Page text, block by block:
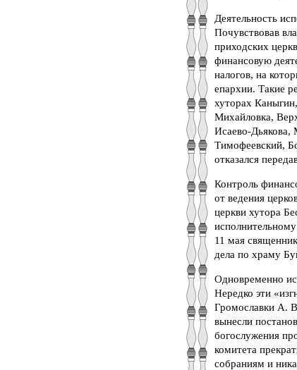
Деятельность
Почувствовав
приходских
финансовую
налогов, на
епархии. Такие
хуторах
Михайловка,
Исаево-Дьякова,
Тимофеевский,
отказался
Контроль
от ведения
церкви хутора
11 мая
дела по храму
Одновременно
Нередко эти
Громославки А.
вынесли
богослужения
комитета
собраниям и